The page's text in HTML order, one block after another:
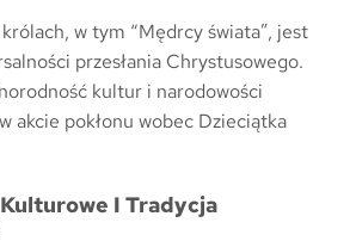
w tym “Mędrcy świata”, jest
przesłania Chrystusowego.
kultur i narodowości
akcie pokłonu wobec Dzieciątka
I Tradycja